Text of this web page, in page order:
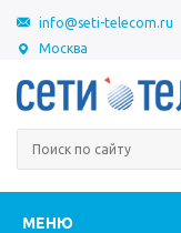
Москва
info@seti-telecom.ru
МЕНЮ